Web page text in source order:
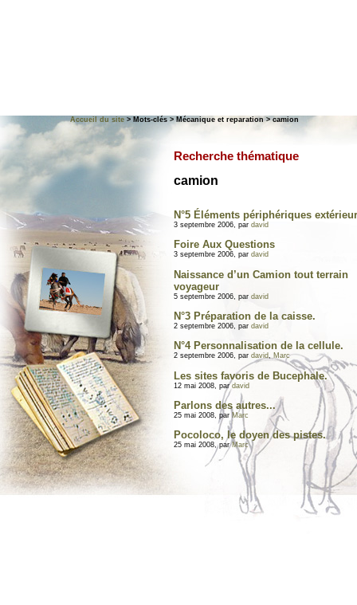
Accueil du site > Mots-clés > Mécanique et reparation > camion
Recherche thématique
camion
N°5 Éléments périphériques
3 septembre 2006, par david
Foire Aux Questions
3 septembre 2006, par david
Naissance d’un Camion tout terrain
voyageur
5 septembre 2006, par david
N°3 Préparation de la caisse.
2 septembre 2006, par david
N°4 Personnalisation de la cellule.
2 septembre 2006, par david, Marc
Les sites favoris de Bucephale.
12 mai 2008, pardavid
Parlons des autres...
25 mai 2008, par Marc
Pocoloco, le doyen des pistes.
25 mai 2008, parMarc